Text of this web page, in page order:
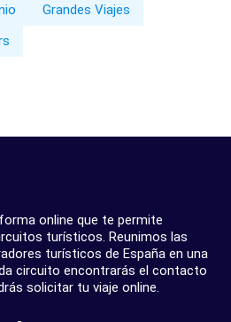
Grandes Viajes
online que te permite
turísticos. Reunimos las
turísticos de España en una
circuito encontrarás el contacto
solicitar tu viaje online.